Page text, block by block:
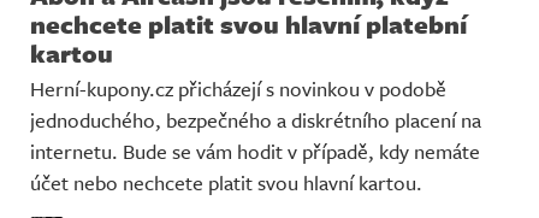
nechcete platit svou hlavní platební
kartou
Herní-kupony.cz přicházejí s novinkou v podobě
jednoduchého, bezpečného a diskrétního placení na
internetu. Bude se vám hodit v případě, kdy nemáte
účet nebo nechcete platit svou hlavní kartou.